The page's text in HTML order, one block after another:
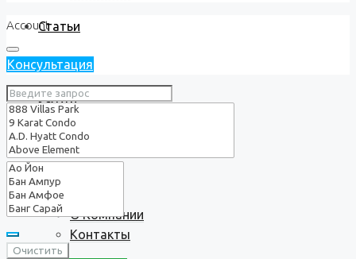
Статьи
Услуги
О нас
О Компании
Контакты
Account
Консультация
Очистить